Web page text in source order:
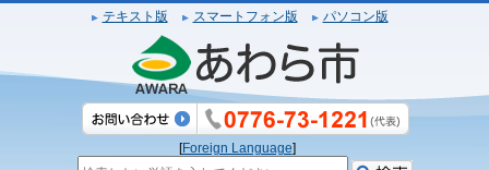
テキスト版 スマートフォン版 パソコン版
[Foreign Language]